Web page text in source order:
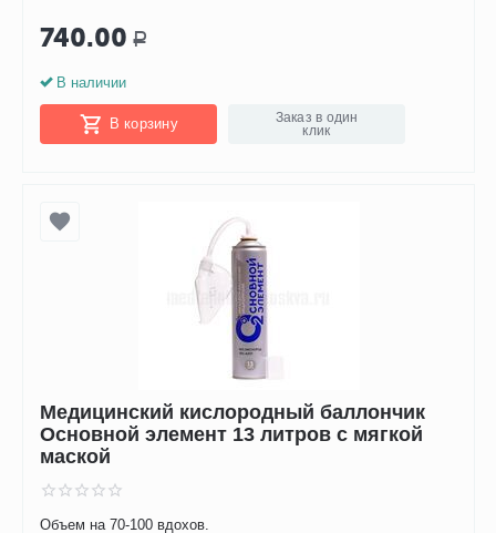
740.00 Р
В наличии
В корзину
Заказ в один
клик
Медицинский кислородный баллончик
Основной элемент 13 литров с мягкой
маской
Объем на 70-100 вдохов.